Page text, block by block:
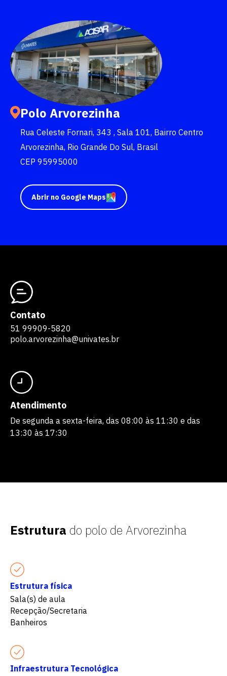
Polo Arvorezinha
Rua Celeste Fornari, 343 , Sala 101, Bairro Centro
Arvorezinha, Rio Grande Do Sul, Brasil
CEP 95995000
Abrir no Google Maps
Contato
51 99909-5820
polo.arvorezinha@univates.br
Atendimento
De segunda a sexta-feira, das 08:00 às 11:30 e das
13:30 às 17:30
Estrutura do polo de Arvorezinha
Estrutura física
Sala(s) de aula
Recepção/Secretaria
Banheiros
Infraestrutura Tecnológica
vagas para início de curso
vagas a partir do 2º ano de curso